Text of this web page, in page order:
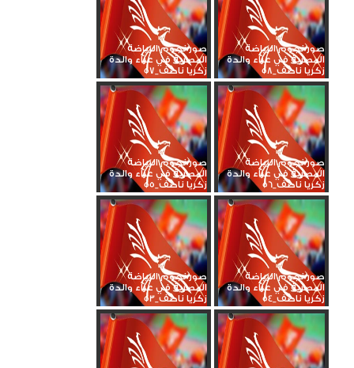
صور نجوم الرياضة
المصرية في عزاء والدة
زكريا ناصف_58
صور نجوم الرياضة
المصرية في عزاء والدة
زكريا ناصف_57
صور نجوم الرياضة
المصرية في عزاء والدة
زكريا ناصف_56
صور نجوم الرياضة
المصرية في عزاء والدة
زكريا ناصف_55
صور نجوم الرياضة
المصرية في عزاء والدة
زكريا ناصف_54
صور نجوم الرياضة
المصرية في عزاء والدة
زكريا ناصف_53